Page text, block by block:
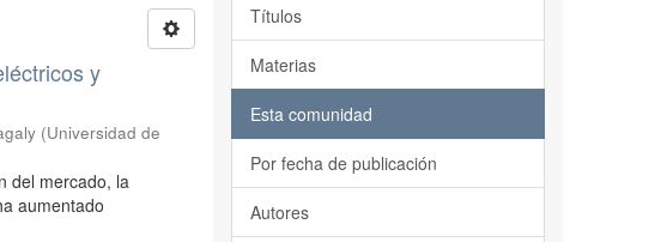
y
(Universidad de
del mercado, la
aumentado
Títulos
Materias
Esta comunidad
Por fecha de publicación
Autores